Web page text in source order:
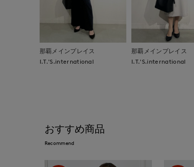
那覇メインプレイス
I.T.'S.international
那覇メインプレイス
I.T.'S.international
おすすめ商品
Recommend